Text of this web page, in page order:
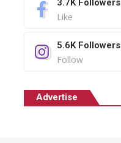
3.7K Followers
Like
5.6K Followers
Follow
Advertise